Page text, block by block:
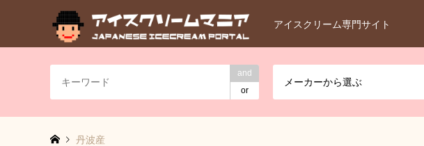
アイスクリーム専門サイト
and
or
メーカーから選ぶ
丹波産